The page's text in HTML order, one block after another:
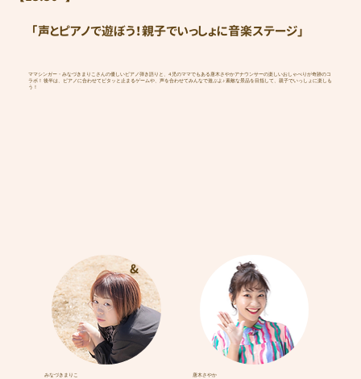
「声とピアノで遊ぼう！親子でいっしょに音楽ステージ」
ママシンガー・みなづきまりこさんの優しいピアノ弾き語りと、4児のママでもある唐木さやかアナウンサーの楽しいおしゃべりが奇跡のコ
ラボ！ 後半は、ピアノに合わせてピタッと止まるゲームや、声を合わせてみんなで遊ぶよ♪ 素敵な景品を目指して、親子でいっしょに楽しも
う！
みなづきまりこ 唐木さやか
&